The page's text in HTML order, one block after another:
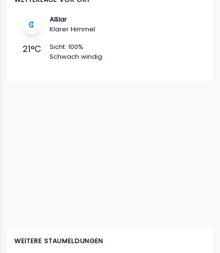
Aßlar
Klarer Himmel
21°C Sicht: 100%
Schwach windig
WEITERE STAUMELDUNGEN